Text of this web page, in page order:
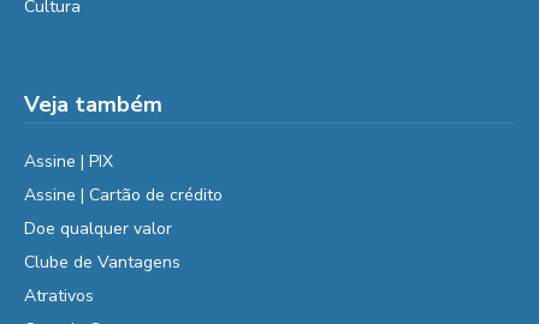
Cultura
Veja também
Assine | PIX
Assine | Cartão de crédito
Doe qualquer valor
Clube de Vantagens
Atrativos